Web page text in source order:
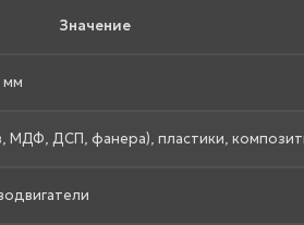
Значение
мм
МДФ, ДСП, фанера), пластики,